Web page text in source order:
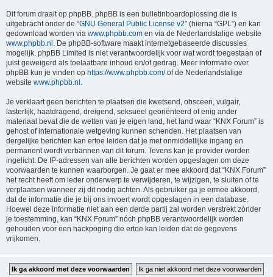
Dit forum draait op phpBB. phpBB is een bulletinboardoplossing die is
uitgebracht onder de “GNU General Public License v2” (hierna “GPL”) en kan
gedownload worden via www.phpbb.com en via de Nederlandstalige website
www.phpbb.nl . De phpBB-software maakt internetgebaseerde discussies
mogelijk. phpBB Limited is niet verantwoordelijk voor wat wordt toegestaan of
juist geweigerd als toelaatbare inhoud en/of gedrag. Meer informatie over
phpBB kun je vinden op https://www.phpbb.com/of de Nederlandstalige
website www.phpbb.nl .
Je verklaart geen berichten te plaatsen die kwetsend, obsceen, vulgair,
lasterlijk, haatdragend, dreigend, seksueel georiënteerd of enig ander
materiaal bevat die de wetten van je eigen land, het land waar “KNX Forum” is
gehost of internationale wetgeving kunnen schenden. Het plaatsen van
dergelijke berichten kan ertoe leiden dat je met onmiddellijke ingang en
permanent wordt verbannen van dit forum. Tevens kan je provider worden
ingelicht. De IP-adressen van alle berichten worden opgeslagen om deze
voorwaarden te kunnen waarborgen. Je gaat er mee akkoord dat “KNX Forum”
het recht heeft om ieder onderwerp te verwijderen, te wijzigen, te sluiten of te
verplaatsen wanneer zij dit nodig achten. Als gebruiker ga je ermee akkoord,
dat de informatie die je bij ons invoert wordt opgeslagen in een database.
Hoewel deze informatie niet aan een derde partij zal worden verstrekt zónder
je toestemming, kan “KNX Forum” nóch phpBB verantwoordelijk worden
gehouden voor een hackpoging die ertoe kan leiden dat de gegevens
vrijkomen.